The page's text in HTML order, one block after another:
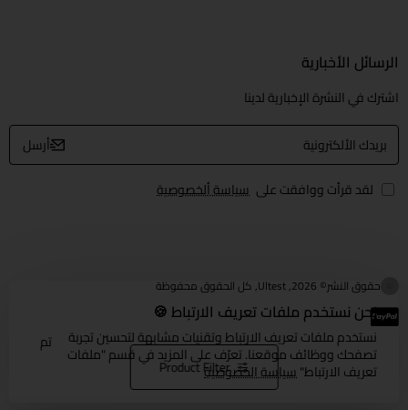
نحن نستخدم ملفات تعريف الارتباط 🍪
نستخدم ملفات تعريف الارتباط وتقنيات مشابهة لتحسين تجربة
تصفحك ووظائف موقعنا. تعرّف على المزيد في قسم "ملفات
تعريف الارتباط"سياسة الخصوصية
تم
الرسائل الأخبارية
اشترك في النشرة الإخبارية لدينا
بريدك
الألكترونية
أرسل
لقد قرأت ووافقت على سياسة ألخصوصية
حقوق النشر© 2026, Ultest, كل الحقوق محفوظة
Product Filter